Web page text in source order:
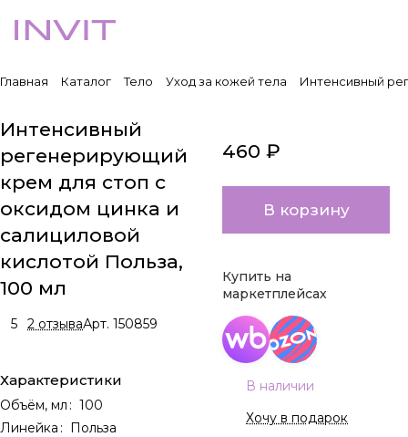
Главная Каталог Тело Уход за кожей тела Интенсивный
Интенсивный
регенерирующий
крем для стоп с
оксидом цинка и
салициловой
кислотой Польза,
100 мл
5 2 отзываАрт. 150859
Характеристики
Объём, мл: 100
Линейка: Польза
460 ₽
В корзину
Купить на
маркетплейсах
В наличии
Хочу в подарок